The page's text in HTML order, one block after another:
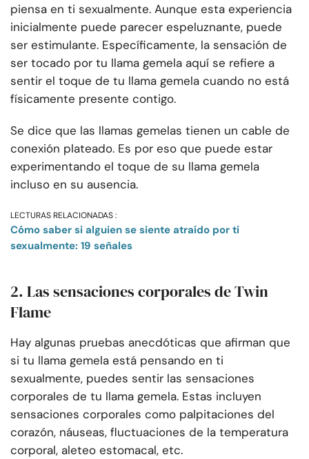
piensa en ti sexualmente. Aunque esta experiencia
inicialmente puede parecer espeluznante, puede
ser estimulante. Específicamente, la sensación de
ser tocado por tu llama gemela aquí se refiere a
sentir el toque de tu llama gemela cuando no está
físicamente presente contigo.
Se dice que las llamas gemelas tienen un cable de
conexión plateado. Es por eso que puede estar
experimentando el toque de su llama gemela
incluso en su ausencia.
LECTURAS RELACIONADAS :
Cómo saber si alguien se siente atraído por ti
sexualmente: 19 señales
2. Las sensaciones corporales de Twin
Flame
Hay algunas pruebas anecdóticas que afirman que
si tu llama gemela está pensando en ti
sexualmente, puedes sentir las sensaciones
corporales de tu llama gemela. Estas incluyen
sensaciones corporales como palpitaciones del
corazón, náuseas, fluctuaciones de la temperatura
corporal, aleteo estomacal, etc.